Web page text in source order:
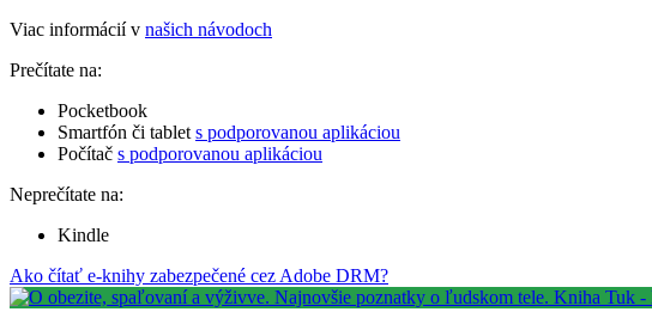
Viac informácií v našich návodoch
Prečítate na:
Pocketbook
Smartfón či tablet s podporovanou aplikáciou
Počítač s podporovanou aplikáciou
Neprečítate na:
Kindle
Ako čítať e-knihy zabezpečené cez Adobe DRM?